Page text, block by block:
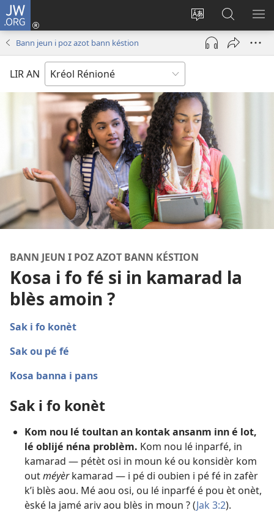
JW.ORG
Chanjé
lang
sit
Konéksion
(opens
window)
Rod
su
JW.ORG
Bann jeun i poz azot bann késtion
LIR AN
BANN JEUN I POZ AZOT BANN KÉSTION
Kosa i fo fé si in kamarad la
blès amoin ?
Sak i fo konèt
Sak ou pé fé
Kosa banna i pans
Sak i fo konèt
Kom nou lé toultan an kontak ansanm inn é lot,
lé oblijé néna problèm. Kom nou lé inparfé, in
kamarad — pétèt osi in moun ké ou konsidèr kom
outméyèrkamarad — i pé di oubien i pé fé in zafèr
k’i blès aou. Mé aou osi, ou lé inparfé é pou èt onèt,
èské la jamé ariv aou blès in moun ? (Jak 3:2).